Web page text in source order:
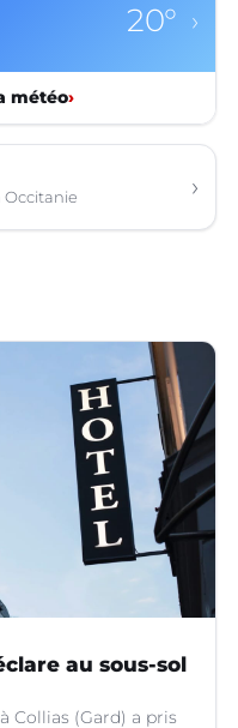
20° ›
météo›
Occitanie ›
au sous-sol
Collias (Gard) a pris